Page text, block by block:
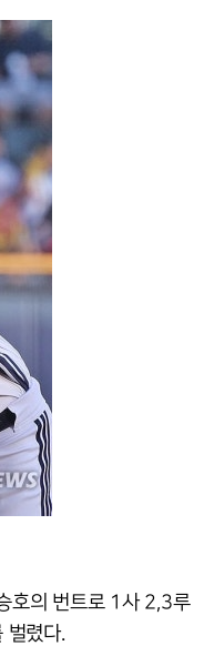
호의 번트로 1사 2,3루
벌렸다.